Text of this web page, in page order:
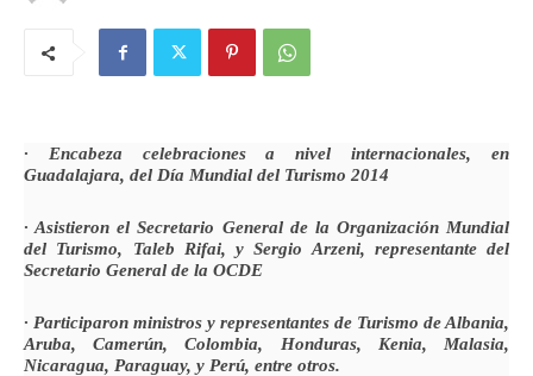
· Encabeza celebraciones a nivel internacionales, en
Guadalajara, del Día Mundial del Turismo 2014
· Asistieron el Secretario General de la Organización Mundial
del Turismo, Taleb Rifai, y Sergio Arzeni, representante del
Secretario General de la OCDE
· Participaron ministros y representantes de Turismo de Albania,
Aruba, Camerún, Colombia, Honduras, Kenia, Malasia,
Nicaragua, Paraguay, y Perú, entre otros.